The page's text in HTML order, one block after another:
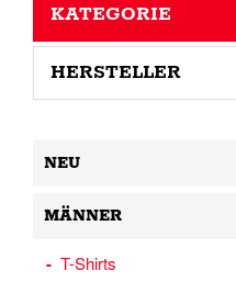
KATEGORIE
HERSTELLER
NEU
MÄNNER
T-Shirts